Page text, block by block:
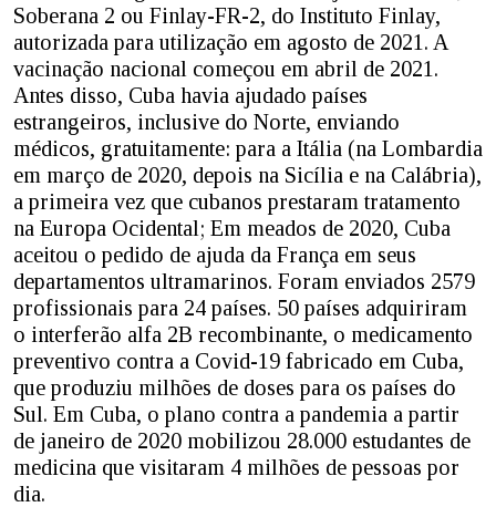
Soberana 2 ou Finlay-FR-2, do Instituto Finlay,
autorizada para utilização em agosto de 2021. A
vacinação nacional começou em abril de 2021.
Antes disso, Cuba havia ajudado países
estrangeiros, inclusive do Norte, enviando
médicos, gratuitamente: para a Itália (na Lombardia
em março de 2020, depois na Sicília e na Calábria),
a primeira vez que cubanos prestaram tratamento
na Europa Ocidental; Em meados de 2020, Cuba
aceitou o pedido de ajuda da França em seus
departamentos ultramarinos. Foram enviados 2579
profissionais para 24 países. 50 países adquiriram
o interferão alfa 2B recombinante, o medicamento
preventivo contra a Covid-19 fabricado em Cuba,
que produziu milhões de doses para os países do
Sul. Em Cuba, o plano contra a pandemia a partir
de janeiro de 2020 mobilizou 28.000 estudantes de
medicina que visitaram 4 milhões de pessoas por
dia.